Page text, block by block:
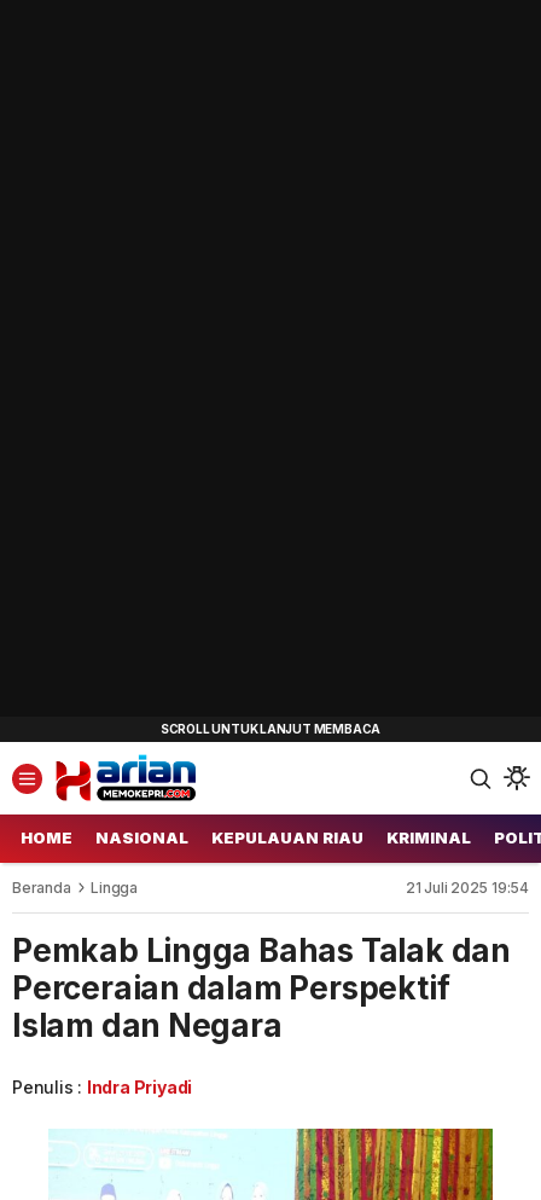
HOME NASIONAL KEPULAUAN RIAU KRIMINAL
Beranda Lingga 21 Juli 2025 19:54
Pemkab Lingga Bahas Talak dan
Perceraian dalam Perspektif
Islam dan Negara
Penulis : Indra Priyadi